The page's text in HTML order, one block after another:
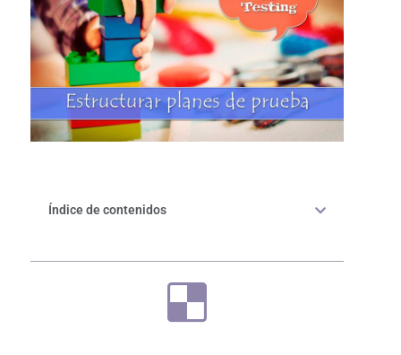
Índice de contenidos